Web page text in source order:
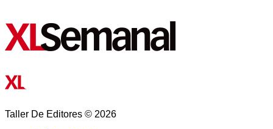
Taller De Editores © 2026